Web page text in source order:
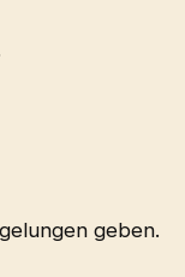
geben.